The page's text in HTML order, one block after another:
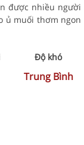
được nhiều người
ủ muối thơm ngon
Độ khó
Trung Bình